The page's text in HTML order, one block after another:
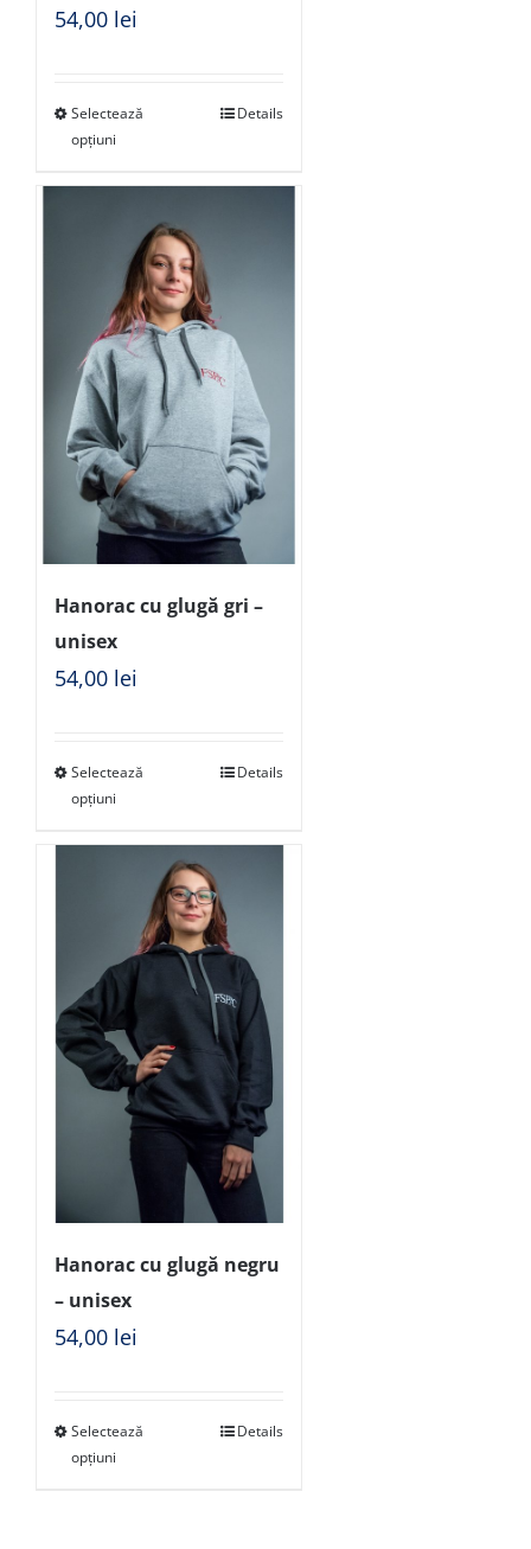
54,00 lei
Selectează
opțiuni
Details
Hanorac cu glugă gri –
unisex
54,00 lei
Selectează
opțiuni
Details
Hanorac cu glugă negru
– unisex
54,00 lei
Selectează
opțiuni
Details